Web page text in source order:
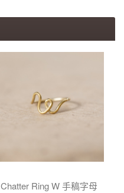
Chatter Ring W 手稿字母